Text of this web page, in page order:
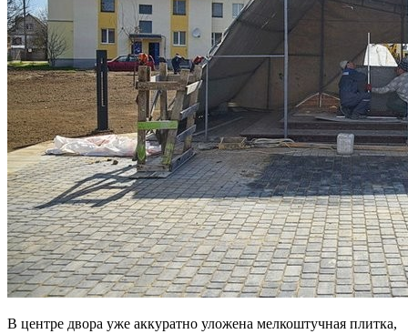
В центре двора уже аккуратно уложена мелкоштучная плитка,